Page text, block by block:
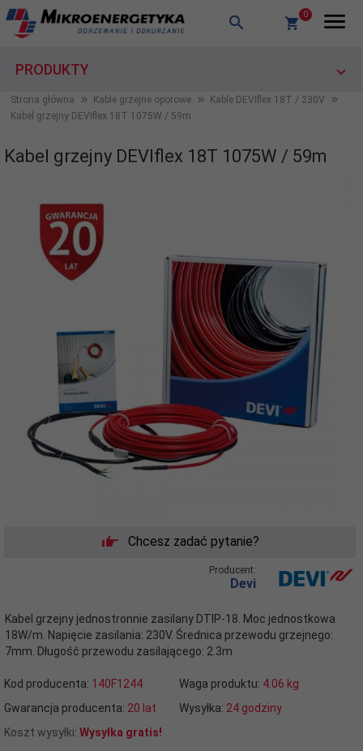
0
PRODUKTY
Strona główna Kable grzejne oporowe
Kable DEVIflex 18T / 230V
Kabel grzejny DEVIflex 18T 1075W / 59m
Kabel grzejny DEVIflex 18T 1075W / 59m
Chcesz zadać pytanie?
Producent:
Devi
Kabel grzejny jednostronnie zasilany DTIP-18. Moc jednostkowa
18W/m. Napięcie zasilania: 230V. Średnica przewodu grzejnego:
7mm. Długość przewodu zasilającego: 2.3m
Kod producenta: 140F1244 Waga produktu: 4.06 kg
Gwarancja producenta: 20 lat Wysyłka: 24 godziny
Koszt wysyłki: Wysyłka gratis!